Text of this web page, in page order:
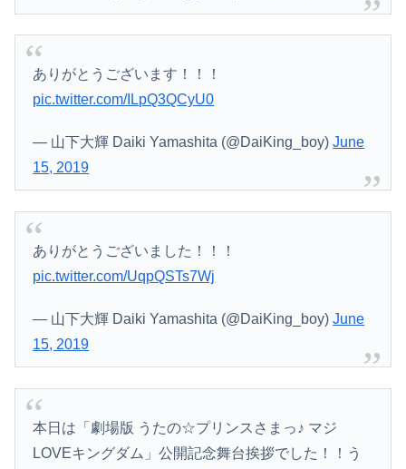
ありがとうございます！！！
pic.twitter.com/ILpQ3QCyU0
— 山下大輝 Daiki Yamashita (@DaiKing_boy)June
15, 2019
ありがとうございました！！！
pic.twitter.com/UqpQSTs7Wj
— 山下大輝 Daiki Yamashita (@DaiKing_boy)June
15, 2019
本日は「劇場版 うたの☆プリンスさまっ♪ マジ
LOVEキングダム」公開記念舞台挨拶でした！！う